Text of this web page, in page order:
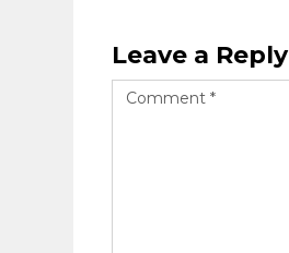
Leave a Reply